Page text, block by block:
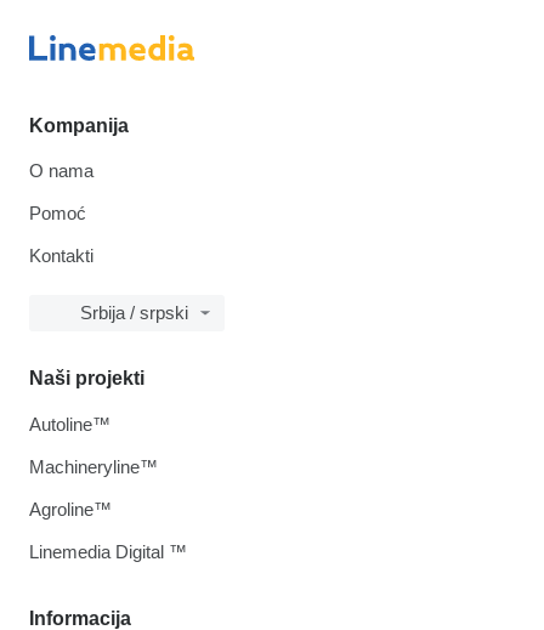
Kompanija
O nama
Pomoć
Kontakti
Srbija / srpski
Informacija
Naši projekti
Autoline™
Machineryline™
Agroline™
Linemedia Digital ™